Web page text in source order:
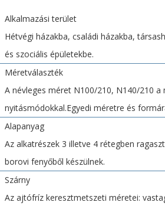
Alkalmazási terület
Hétvégi házakba, családi házakba,
és szociális épületekbe.
Méretválaszték
A névleges méret N100/210, N140/210 a
nyitásmódokkal.Egyedi méretre és
Alapanyag
Az alkatrészek 3 illetve 4 rétegben
borovi fenyőből készülnek.
Szárny
Az ajtófríz keresztmetszeti méretei: